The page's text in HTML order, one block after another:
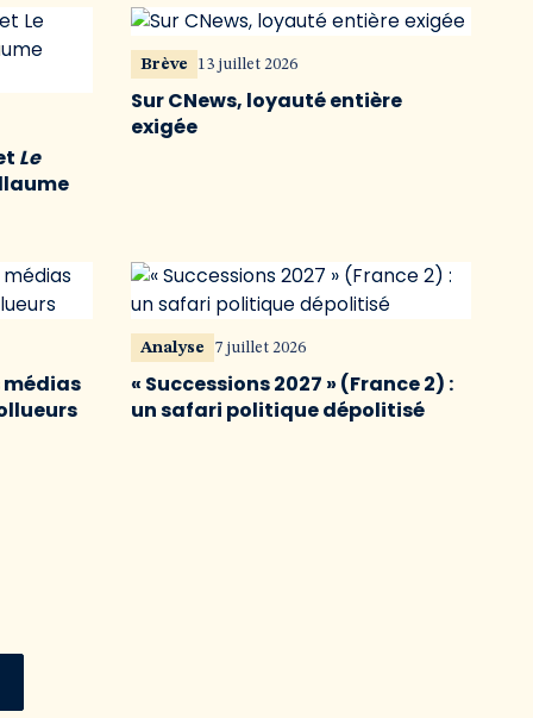
Le
Brève 13 juillet 2026
Sur CNews, loyauté entière
exigée
médias
Analyse 7 juillet 2026
« Successions 2027 » (France 2) :
un safari politique dépolitisé